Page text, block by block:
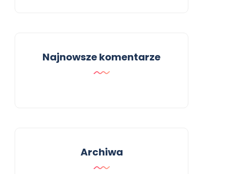
Najnowsze komentarze
Archiwa